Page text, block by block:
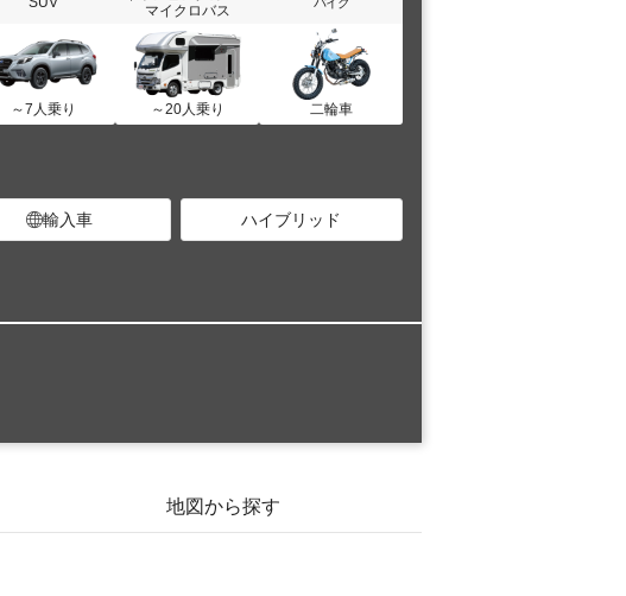
～7人乗り
マイクロバス
～20人乗り 二輪車
輸入車 ハイブリッド
地図から探す